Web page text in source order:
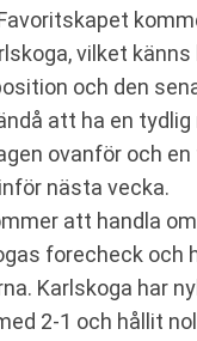
vilket
och den
att ha en
ovanför och
nästa vecka.
att handla
forecheck och
Karlskoga har
2-1 och hållit